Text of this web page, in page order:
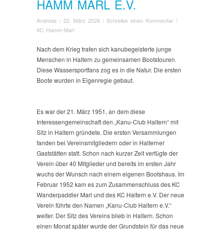
HAMM MARL E.V.
Andreas / 22. März 2026 / Schreibe einen Kommentar /
KC Hamm-Marl
Nach dem Krieg trafen sich kanubegeisterte junge
Menschen in Haltern zu gemeinsamen Bootstouren.
Diese Wassersportfans zog es in die Natur. Die ersten
Boote wurden in Eigenregie gebaut.
Es war der 21. März 1951, an dem diese
Interessengemeinschaft den „Kanu-Club Haltern“ mit
Sitz in Haltern gründete. Die ersten Versammlungen
fanden bei Vereinsmitgliedern oder in Halterner
Gaststätten statt. Schon nach kurzer Zeit verfügte der
Verein über 40 Mitglieder und bereits im ersten Jahr
wuchs der Wunsch nach einem eigenen Bootshaus. Im
Februar 1952 kam es zum Zusammenschluss des KC
Wanderpaddler Marl und des KC Haltern e.V. Der neue
Verein führte den Namen „Kanu-Club Haltern e.V.“
weiter. Der Sitz des Vereins blieb in Haltern. Schon
einen Monat später wurde der Grundstein für das neue